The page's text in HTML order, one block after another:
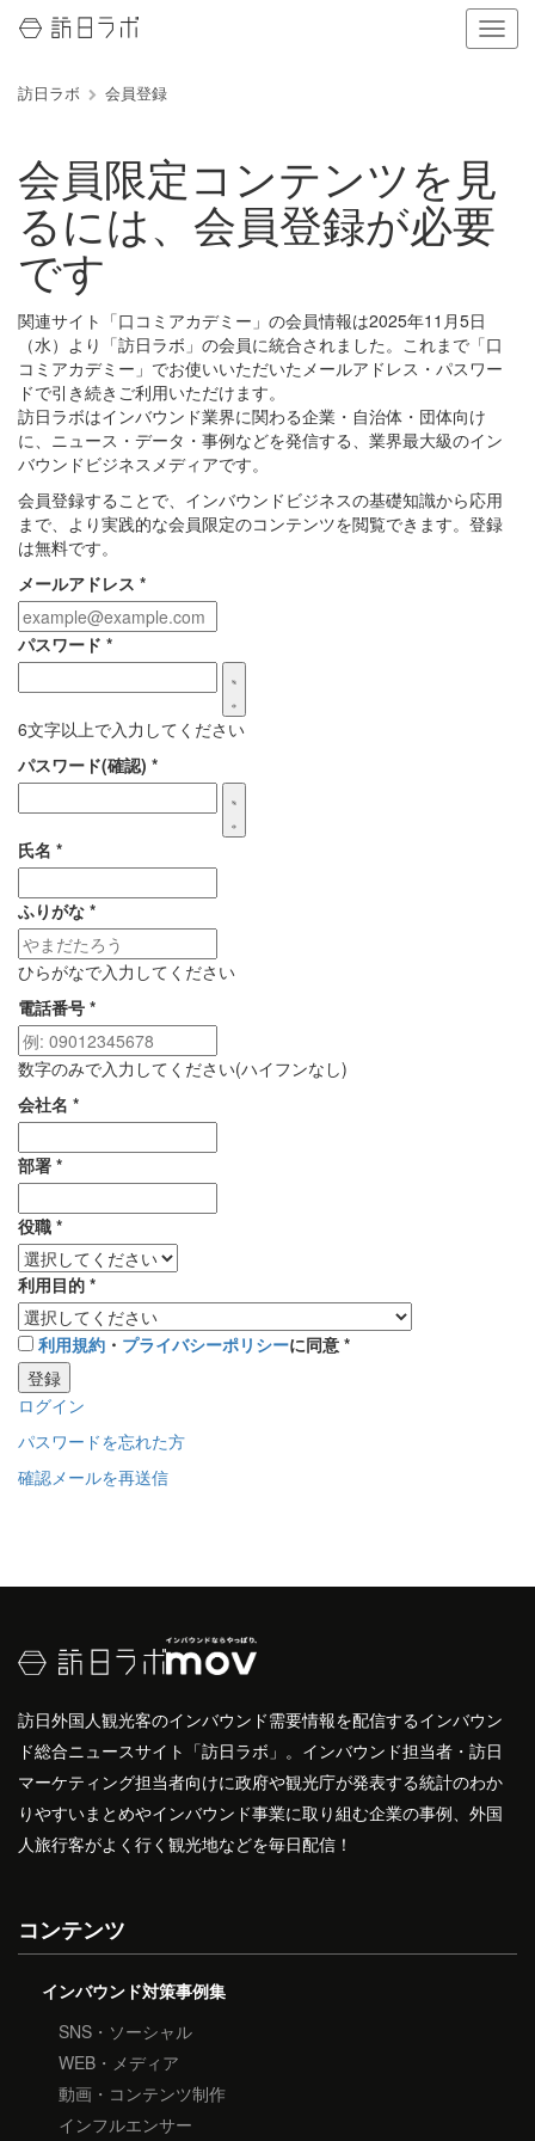
ナ
ビ
の
表
替
え
訪日ラボ 会員登録
会員限定コンテンツを見
るには、会員登録が必要
です
関連サイト「口コミアカデミー」の会員情報は2025年11月5日
（水）より「訪日ラボ」の会員に統合されました。これまで「口
コミアカデミー」でお使いいただいたメールアドレス・パスワー
ドで引き続きご利用いただけます。
訪日ラボはインバウンド業界に関わる企業・自治体・団体向け
に、ニュース・データ・事例などを発信する、業界最大級のイン
バウンドビジネスメディアです。
会員登録することで、インバウンドビジネスの基礎知識から応用
まで、より実践的な会員限定のコンテンツを閲覧できます。登録
は無料です。
メールアドレス *
パスワード *
6文字以上で入力してください
パスワード(確認) *
氏名 *
ふりがな *
ひらがなで入力してください
電話番号 *
数字のみで入力してください(ハイフンなし)
会社名 *
部署 *
役職 *
利用目的 *
利用規約 ・ プライバシーポリシーに同意 *
登録
ログイン
パスワードを忘れた方
確認メールを再送信
訪日外国人観光客のインバウンド需要情報を配信するインバウン
ド総合ニュースサイト「訪日ラボ」。インバウンド担当者・訪日
マーケティング担当者向けに政府や観光庁が発表する統計のわか
りやすいまとめやインバウンド事業に取り組む企業の事例、外国
人旅行客がよく行く観光地などを毎日配信！
コンテンツ
インバウンド対策事例集
SNS・ソーシャル
WEB・メディア
動画・コンテンツ制作
インフルエンサー